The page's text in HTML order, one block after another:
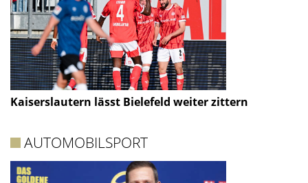
Kaiserslautern lässt Bielefeld weiter zittern
AUTOMOBILSPORT